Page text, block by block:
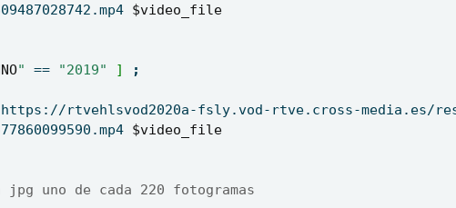
$video_file
" == "2019" ]
;
https://rtvehlsvod2020a-fsly.vod-rtve.cross-media.es/
$video_file
jpg uno de cada 220 fotogramas